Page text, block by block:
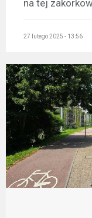
na tej
27 lutego 2025 - 13:56